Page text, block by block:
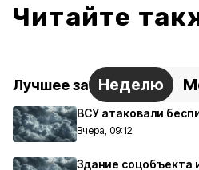
Читайте
Лучшее за Неделю
ВСУ атаковали
Вчера, 09:12
Здание соцобъекта